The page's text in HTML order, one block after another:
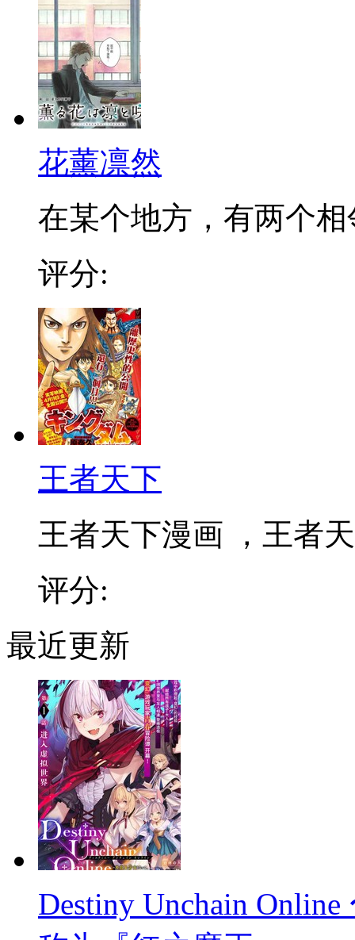
花薰凛然
在某个地方，有两个相
评分:
王者天下
王者天下漫画 ，王者
评分:
最近更新
Destiny Unchain